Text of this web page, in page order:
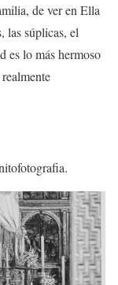
de ver en Ella
las súplicas, el
es lo más hermoso